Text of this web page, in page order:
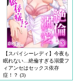
【スパイシーレディ】今夜も
眠れない…絶倫すぎる溺愛フ
ィアンセはセックス依存
症！？ (3)